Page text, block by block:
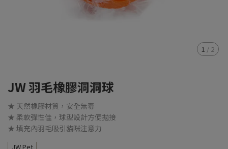
1 / 2
JW 羽毛橡膠洞洞球
★ 天然橡膠材質，安全無毒
★ 柔軟彈性佳，球型設計方便拋接
★ 填充內羽毛吸引貓咪注意力
JW Pet